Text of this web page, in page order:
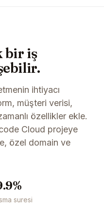
bir iş
ihtiyacı
müşteri verisi,
özellikler ekle.
Cloud projeye
özel domain ve
suresi